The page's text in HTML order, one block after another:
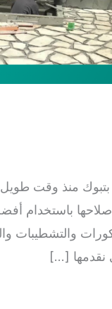
منذ وقت طويل،
باستخدام
والتشطيبات
نقدمها […]